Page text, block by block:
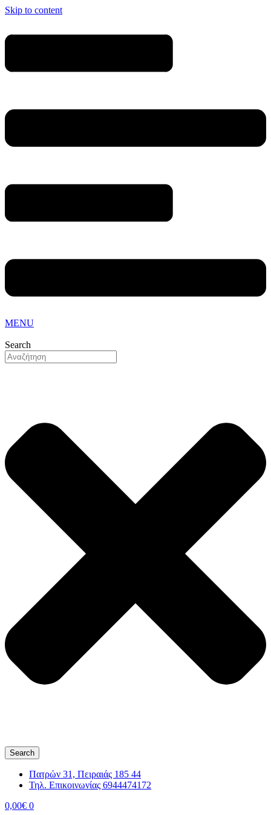
Skip to content
MENU
Search
Search
Πατρών 31, Πειραιάς 185 44
Τηλ. Επικοινωνίας 6944474172
0,00€ 0